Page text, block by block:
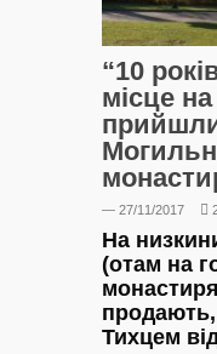
“10
місце
— 27/11/2017
На
(отам на
Тихцем